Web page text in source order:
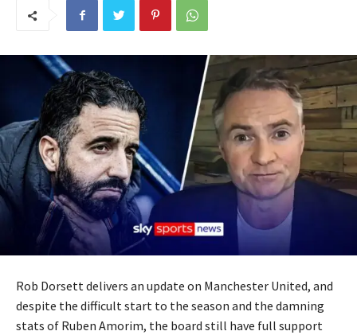
Rob Dorsett delivers an update on Manchester United, and
despite the difficult start to the season and the damning
stats of Ruben Amorim, the board still have full support